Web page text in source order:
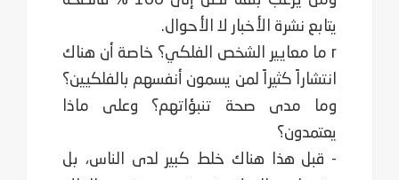
يتابع نشرة الأخبار لا الأحوال.
r ما معايير الشخص الفلكي؟ خاصة أن هناك
انتشاراً كثيراً لمن يسمون أنفسهم بالفلكيين؟
وما مدى صحة تنبؤاتهم؟ وعلى ماذا
يعتمدون؟
- قبل هذا هناك خلط كبير لدى الناس، بل